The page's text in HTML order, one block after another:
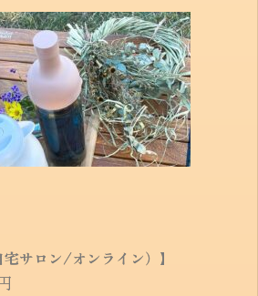
宅サロン/オンライン）】